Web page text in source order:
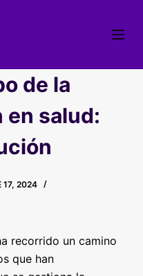
de la
salud:
17, 2024
recorrido un camino
que han